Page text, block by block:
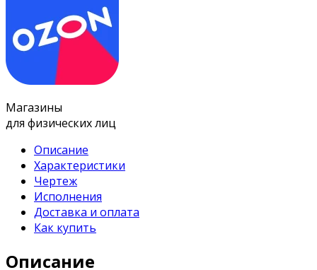
Магазины
для физических лиц
Описание
Характеристики
Чертеж
Исполнения
Доставка и оплата
Как купить
Описание